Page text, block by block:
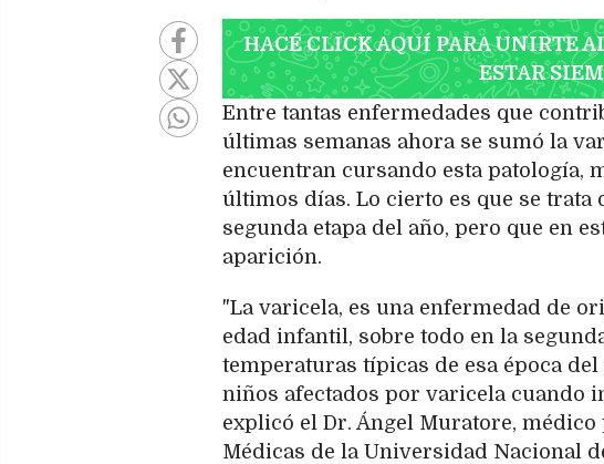
HACÉ CLICK AQUÍ PARA UNIRTE
ESTAR
Entre tantas enfermedades que
últimas semanas ahora se sumó la
encuentran cursando esta patología,
últimos días. Lo cierto es que se
segunda etapa del año, pero que en
aparición.
"La varicela, es una enfermedad de
edad infantil, sobre todo en la
temperaturas típicas de esa época
niños afectados por varicela cuando
explicó el Dr. Ángel Muratore,
Médicas de la Universidad Nacional